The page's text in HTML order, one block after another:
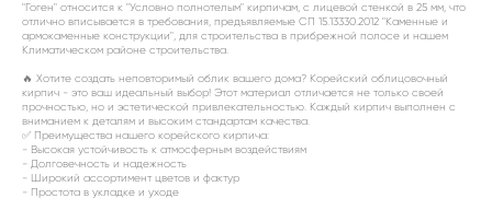
"Гоген" относится к "Условно полнотелым" кирпичам, с лицевой стенкой в 25 мм, что
отлично вписывается в требования, предъявляемые СП 15.13330.2012 "Каменные и
армокаменные конструкции", для строительства в прибрежной полосе и нашем
Климатическом районе строительства.
🔥 Хотите создать неповторимый облик вашего дома? Корейский облицовочный
кирпич - это ваш идеальный выбор! Этот материал отличается не только своей
прочностью, но и эстетической привлекательностью. Каждый кирпич выполнен с
вниманием к деталям и высоким стандартам качества.
✅ Преимущества нашего корейского кирпича:
- Высокая устойчивость к атмосферным воздействиям
- Долговечность и надежность
- Широкий ассортимент цветов и фактур
- Простота в укладке и уходе